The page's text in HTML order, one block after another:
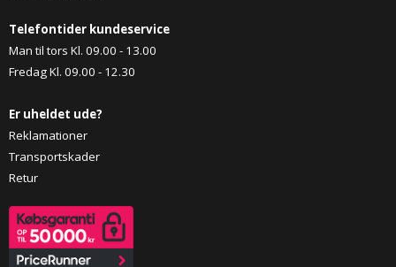
Telefontider kundeservice
Man til tors Kl. 09.00 - 13.00
Fredag Kl. 09.00 - 12.30
Er uheldet ude?
Reklamationer
Transportskader
Retur